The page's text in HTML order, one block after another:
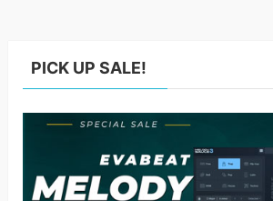
PICK UP SALE!